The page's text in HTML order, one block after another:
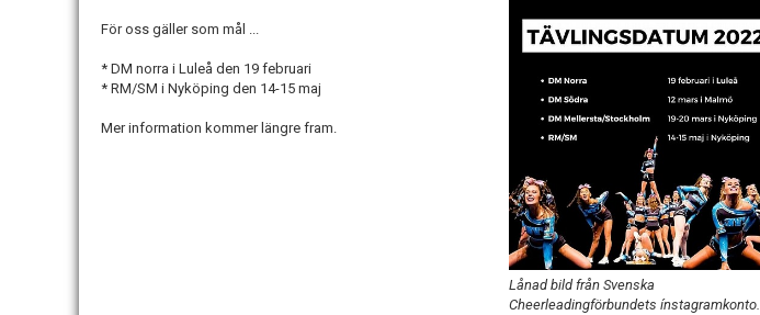
Lånad bild från Svenska
Cheerleadingförbundets ínstagramkonto.
För oss gäller som mål ...
* DM norra i Luleå den 19 februari
* RM/SM i Nyköping den 14-15 maj
Mer information kommer längre fram.